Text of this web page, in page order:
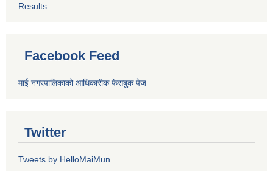
Results
Facebook Feed
माई नगरपालिकाको आधिकारीक फेसबुक पेज
Twitter
Tweets by HelloMaiMun